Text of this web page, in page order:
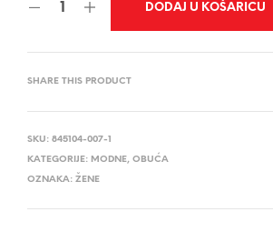
DODAJ U KOŠARICU
SHARE THIS PRODUCT
SKU: 845104-007-1
KATEGORIJE: MODNE, OBUĆA
OZNAKA: ŽENE